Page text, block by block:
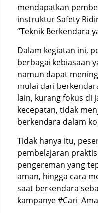
mendapatkan
instruktur Safety
“Teknik Berkendara
Dalam kegiatan ini,
berbagai kebiasaan
namun dapat
mulai dari
lain, kurang fokus di
kecepatan, tidak
berkendara dalam
Tidak hanya itu,
pembelajaran
pengereman yang
aman, hingga cara
saat berkendara
kampanye